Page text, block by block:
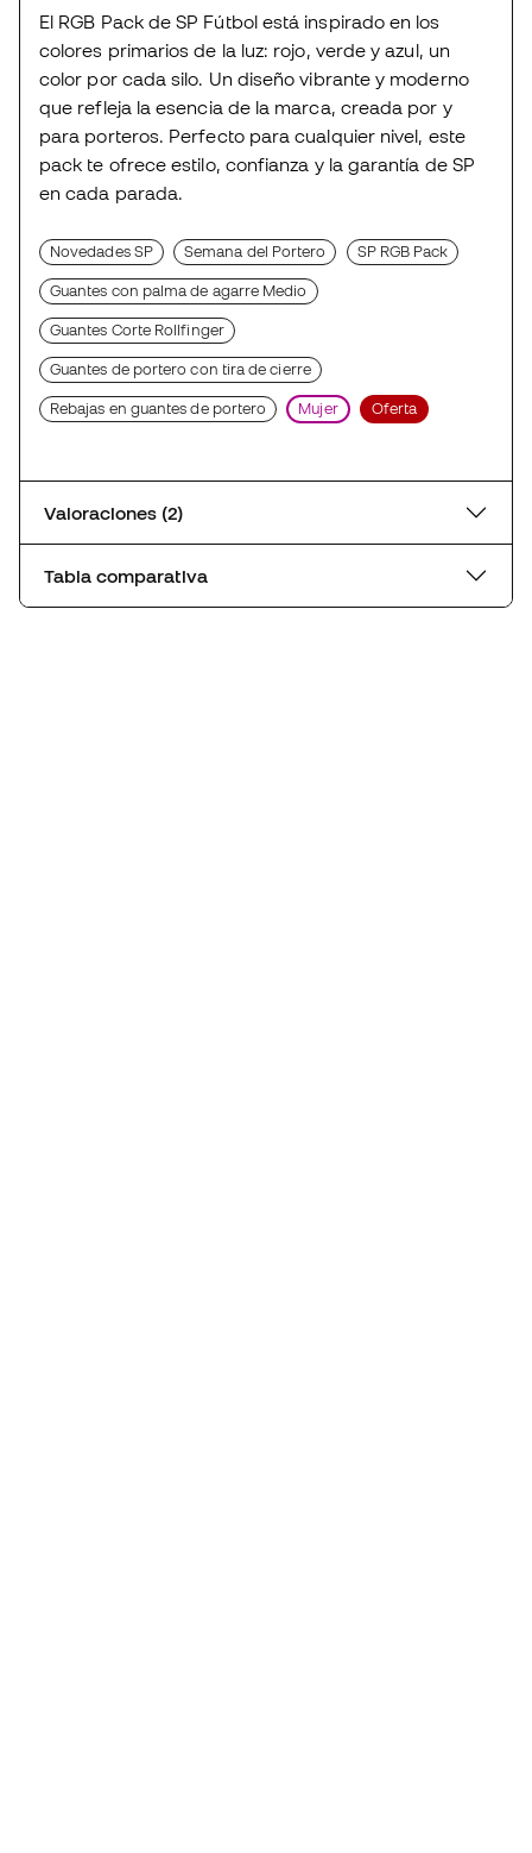
El RGB Pack de SP Fútbol está inspirado en los
colores primarios de la luz: rojo, verde y azul, un
color por cada silo. Un diseño vibrante y moderno
que refleja la esencia de la marca, creada por y
para porteros. Perfecto para cualquier nivel, este
pack te ofrece estilo, confianza y la garantía de SP
en cada parada.
Novedades SP Semana del Portero SP RGB Pack
Guantes con palma de agarre Medio
Guantes Corte Rollfinger
Guantes de portero con tira de cierre
Rebajas en guantes de portero Mujer Oferta
Valoraciones (2)
Tabla comparativa